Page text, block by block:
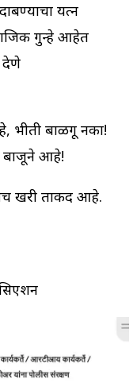
प्रयत्न
गुन्हे आहेत
देणे
भीती बाळगू नका!
बाजूने आहे!
खरी ताकद आहे.